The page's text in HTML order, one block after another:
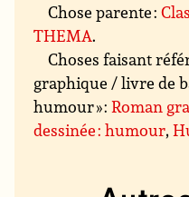
Chose parente :
THEMA.
Choses faisant
graphique / livre de
humour » :Roman
dessinée : humour,